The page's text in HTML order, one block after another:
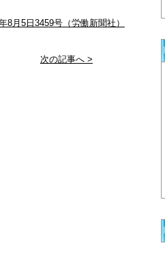
8月5日3459号（労働新聞社）
次の記事へ >